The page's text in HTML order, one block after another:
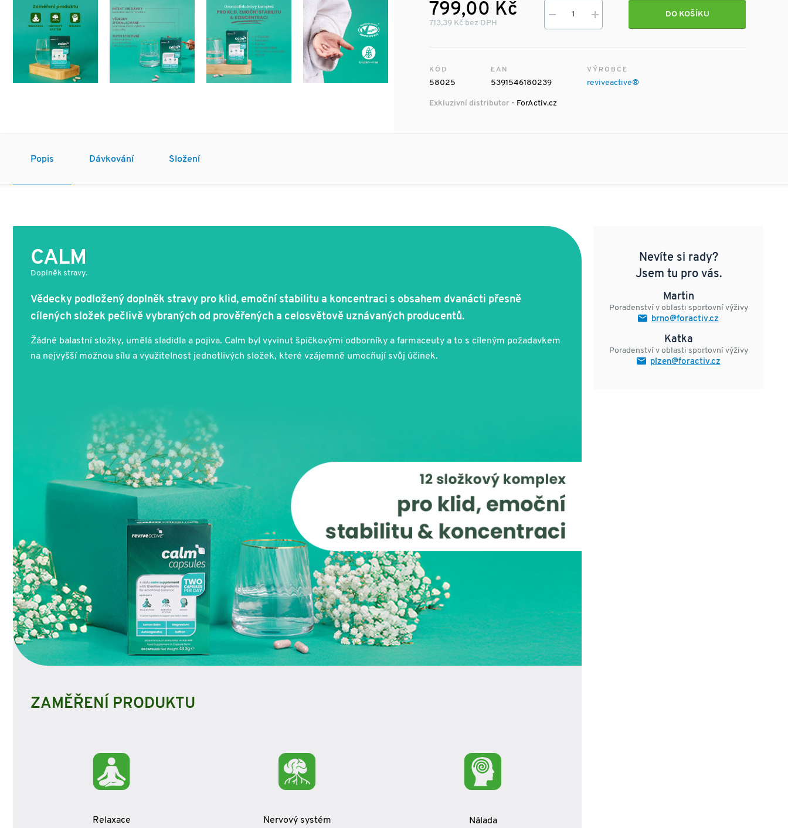
799,00 Kč
713,39 Kč bez DPH
DO KOŠÍKU
KÓD
58025
EAN
5391546180239
VÝROBCE
reviveactive®
Exkluzivní distributor - ForActiv.cz
Popis Dávkování Složení
CALM
Doplněk stravy.
Vědecky podložený doplněk stravy pro klid, emoční stabilitu a koncentraci s obsahem dvanácti přesně
cílených složek pečlivě vybraných od prověřených a celosvětově uznávaných producentů.
Žádné balastní složky, umělá sladidla a pojiva. Calm byl vyvinut špičkovými odborníky a farmaceuty a to s cíleným požadavkem
na nejvyšší možnou sílu a využitelnost jednotlivých složek, které vzájemně umocňují svůj účinek.
ZAMĚŘENÍ PRODUKTU
Relaxace Nervový systém Nálada
Nevíte si rady?
Jsem tu pro vás.
Martin
Poradenství v oblasti sportovní výživy
brno@foractiv.cz
Katka
Poradenství v oblasti sportovní výživy
plzen@foractiv.cz